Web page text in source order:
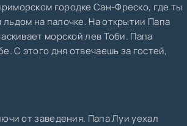
городке Сан-Фреско, где ты
на палочке. На открытии Папа
морской лев Тоби. Папа
С этого дня отвечаешь за гостей,
от заведения. Папа Луи уехал